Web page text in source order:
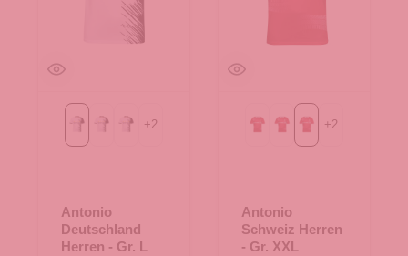
Gr. L Gr. M Gr. S
+2
Antonio
Deutschland
Herren - Gr. L
Gr. LGr. MGr. XXL
+2
Antonio
Schweiz Herren
- Gr. XXL